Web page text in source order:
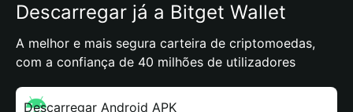
Descarregar já a Bitget Wallet
A melhor e mais segura carteira de criptomoedas,
com a confiança de 40 milhões de utilizadores
Descarregar Android APK